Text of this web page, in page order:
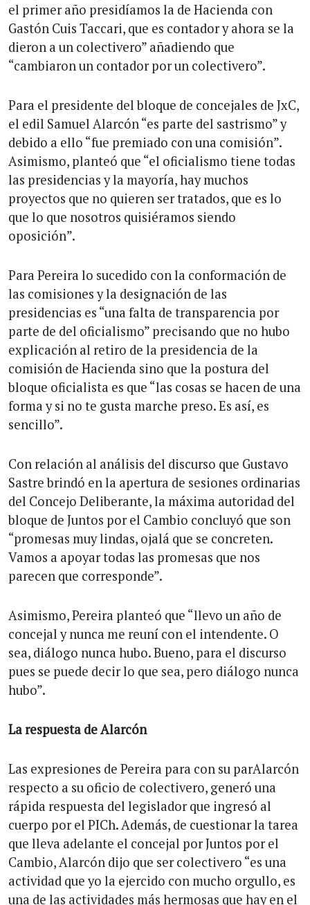
el primer año presidíamos la de Hacienda con
Gastón Cuis Taccari, que es contador y ahora se la
dieron a un colectivero” añadiendo que
“cambiaron un contador por un colectivero”.
Para el presidente del bloque de concejales de JxC,
el edil Samuel Alarcón “es parte del sastrismo” y
debido a ello “fue premiado con una comisión”.
Asimismo, planteó que “el oficialismo tiene todas
las presidencias y la mayoría, hay muchos
proyectos que no quieren ser tratados, que es lo
que lo que nosotros quisiéramos siendo
oposición”.
Para Pereira lo sucedido con la conformación de
las comisiones y la designación de las
presidencias es “una falta de transparencia por
parte de del oficialismo” precisando que no hubo
explicación al retiro de la presidencia de la
comisión de Hacienda sino que la postura del
bloque oficialista es que “las cosas se hacen de una
forma y si no te gusta marche preso. Es así, es
sencillo”.
Con relación al análisis del discurso que Gustavo
Sastre brindó en la apertura de sesiones ordinarias
del Concejo Deliberante, la máxima autoridad del
bloque de Juntos por el Cambio concluyó que son
“promesas muy lindas, ojalá que se concreten.
Vamos a apoyar todas las promesas que nos
parecen que corresponde”.
Asimismo, Pereira planteó que “llevo un año de
concejal y nunca me reuní con el intendente. O
sea, diálogo nunca hubo. Bueno, para el discurso
pues se puede decir lo que sea, pero diálogo nunca
hubo”.
La respuesta de Alarcón
Las expresiones de Pereira para con su parAlarcón
respecto a su oficio de colectivero, generó una
rápida respuesta del legislador que ingresó al
cuerpo por el PICh. Además, de cuestionar la tarea
que lleva adelante el concejal por Juntos por el
Cambio, Alarcón dijo que ser colectivero “es una
actividad que yo la ejercido con mucho orgullo, es
una de las actividades más hermosas que hay en el